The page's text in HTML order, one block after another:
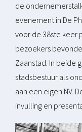
de
evenement in De
voor de 38ste keer
bezoekers
Zaanstad. In beide
stadsbestuur als
aan een eigen NV.
invulling en